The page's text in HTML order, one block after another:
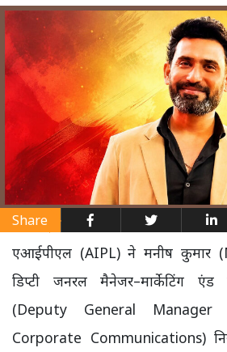
Share
एआईपीएल (AIPL) ने मनीष कुमार
डिप्टी जनरल मैनेजर–मार्केटिंग एंड
(Deputy General
Corporate Communications)